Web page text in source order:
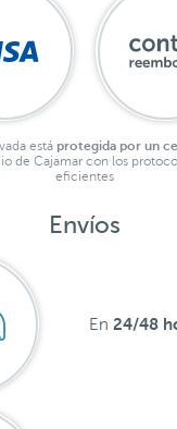
está protegida por un
de Cajamar con los
eficientes
Envíos
En 24/48